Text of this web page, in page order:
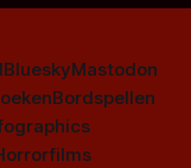
BlueskyMastodon
Bordspellen